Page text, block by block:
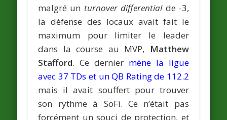
malgré un turnover differentialde -3,
la défense des locaux avait fait le
maximum pour limiter le leader
dans la course au MVP, Matthew
Stafford. Ce dernier mène la ligue
avec 37 TDs et un QB Rating de 112.2
mais il avait souffert pour trouver
son rythme à SoFi. Ce n’était pas
forcément un souci de protection, et